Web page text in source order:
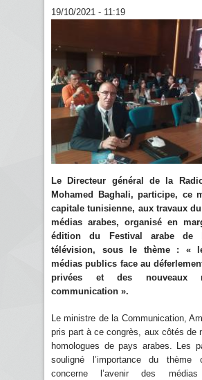
19/10/2021 - 11:19
Le Directeur général de la
Mohamed Baghali, participe, ce
capitale tunisienne, aux travaux
médias arabes, organisé en
édition du Festival arabe de
télévision, sous le thème : «
médias publics face au
privées et des nouveaux
communication ».
Le ministre de la Communication,
pris part à ce congrès, aux côtés de
homologues de pays arabes. Les
souligné l’importance du
concerne l’avenir des